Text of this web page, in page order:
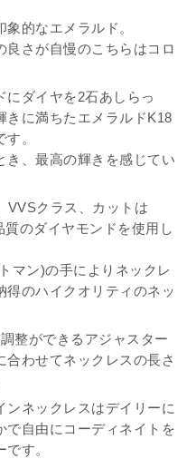
的なエメラルド。
さが自慢のこちらはコロ
にダイヤを2石あしらっ
きに満ちたエメラルドK18
。
き、最高の輝きを感じてい
VVSクラス、カットは
のダイヤモンドを使用し
マン)の手によりネックレ
得のハイクオリティのネッ
整ができるアジャスター
わせてネックレスの長さ
ンネックレスはデイリーに
で自由にコーディネイトを
す。